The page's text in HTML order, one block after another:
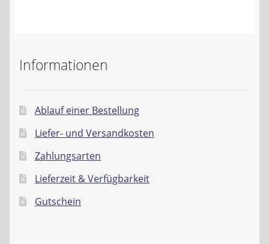
Widerrufsbelehrung
Datenschutzerklärung
Impressum
Informationen
Ablauf einer Bestellung
Liefer- und Versandkosten
Zahlungsarten
Lieferzeit & Verfügbarkeit
Gutschein